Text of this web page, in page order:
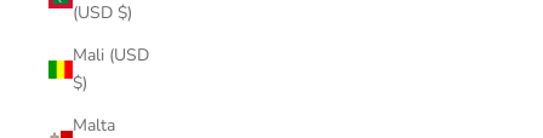
(USD $)
Mali (USD
$)
Malta